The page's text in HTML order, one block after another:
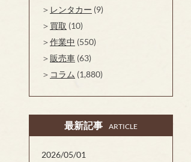
レンタカー (9)
買取 (10)
作業中 (550)
販売車 (63)
コラム (1,880)
最新記事 ARTICLE
2026/05/01